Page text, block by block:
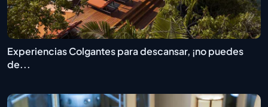
Experiencias Colgantes para descansar, ¡no puedes
de...